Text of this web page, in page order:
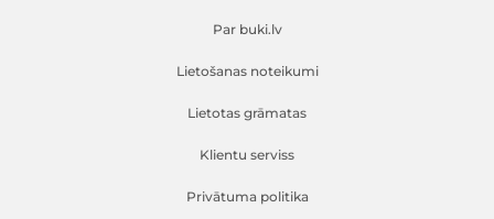
Par buki.lv
Lietošanas noteikumi
Lietotas grāmatas
Klientu serviss
Privātuma politika